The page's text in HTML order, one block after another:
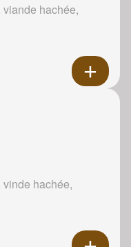
hachée,
hachée,